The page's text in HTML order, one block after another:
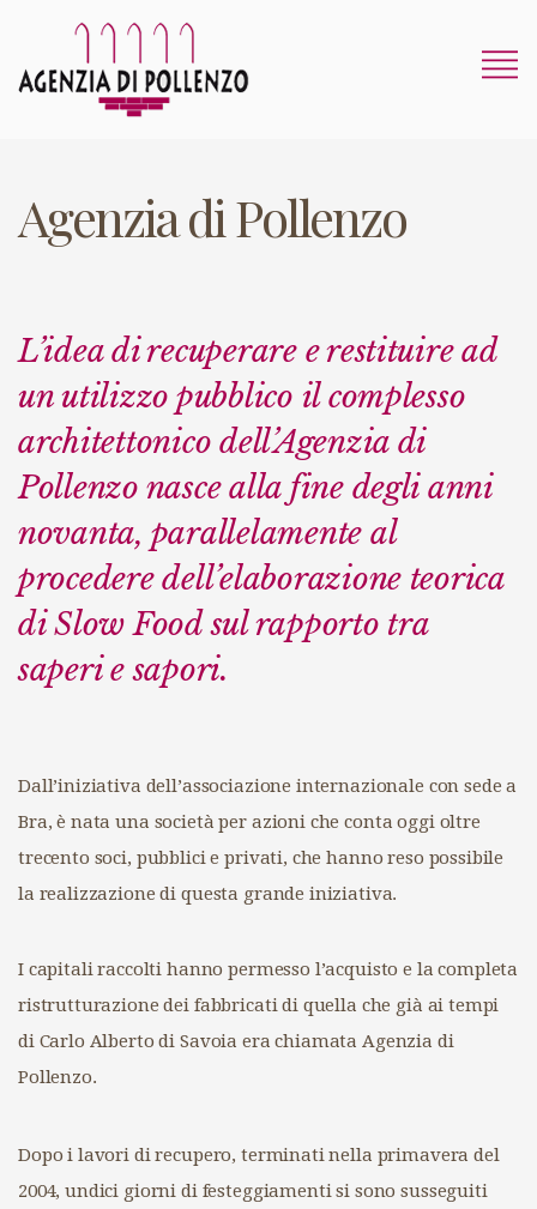
Agenzia di Pollenzo
L’idea di recuperare e restituire ad
un utilizzo pubblico il complesso
architettonico dell’Agenzia di
Pollenzo nasce alla fine degli anni
novanta, parallelamente al
procedere dell’elaborazione teorica
di Slow Food sul rapporto tra
saperi e sapori.
Dall’iniziativa dell’associazione internazionale con sede a
Bra, è nata una società per azioni che conta oggi oltre
trecento soci, pubblici e privati, che hanno reso possibile
la realizzazione di questa grande iniziativa.
I capitali raccolti hanno permesso l’acquisto e la completa
ristrutturazione dei fabbricati di quella che già ai tempi
di Carlo Alberto di Savoia era chiamata Agenzia di
Pollenzo.
Dopo i lavori di recupero, terminati nella primavera del
2004, undici giorni di festeggiamenti si sono susseguiti